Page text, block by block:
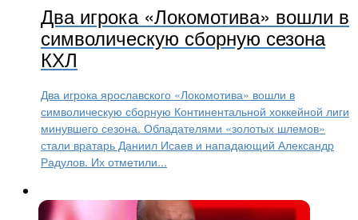
Два игрока «Локомотива» вошли в
символическую сборную сезона
КХЛ
Два игрока ярославского «Локомотива» вошли в
символическую сборную Континентальной хоккейной лиги
минувшего сезона. Обладателями «золотых шлемов»
стали вратарь Даниил Исаев и нападающий Александр
Радулов. Их отметили...